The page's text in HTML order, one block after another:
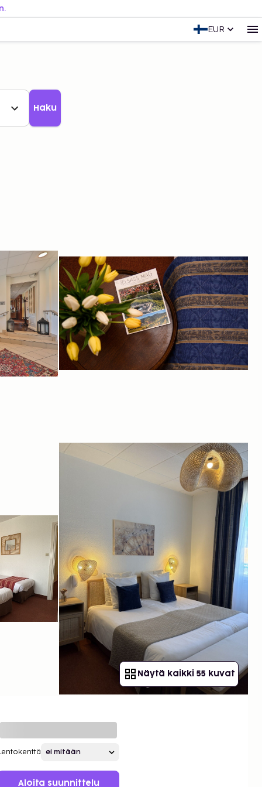
EUR
Haku
Näytä kaikki 55 kuvat
Aloita suunnittelu